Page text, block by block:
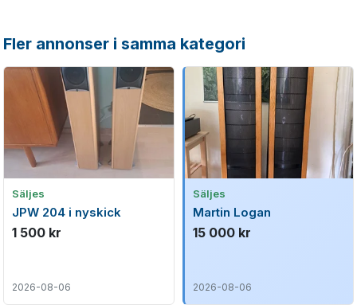
Fler annonser i samma kategori
Säljes
JPW 204 i nyskick
1 500 kr
2026-08-06
Säljes
Martin Logan
15 000 kr
2026-08-06